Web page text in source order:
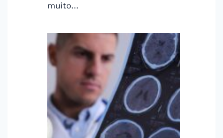
muito…